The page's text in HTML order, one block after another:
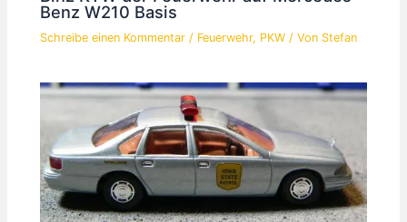
Benz W210 Basis
Schreibe einen Kommentar / Feuerwehr, PKW / Von Stefan